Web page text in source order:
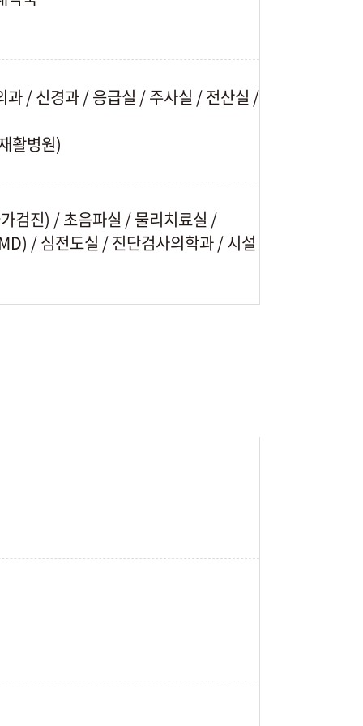
/ 신경과 / 응급실 / 주사실 / 전산실 /
활병원)
검진) / 초음파실 / 물리치료실 /
/ 심전도실 / 진단검사의학과 / 시설